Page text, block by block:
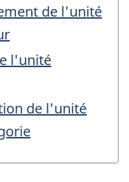
de l'unité
l'unité
de l'unité